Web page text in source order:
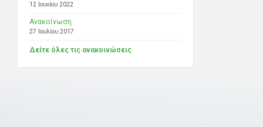
12 Ιουνίου 2022
Ανακοίνωση
27 Ιουλίου 2017
Δείτε όλες τις ανακοινώσεις